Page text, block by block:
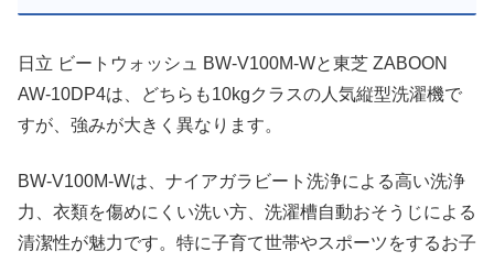
日立 ビートウォッシュ BW-V100M-Wと東芝 ZABOON
AW-10DP4は、どちらも10kgクラスの人気縦型洗濯機で
すが、強みが大きく異なります。
BW-V100M-Wは、ナイアガラビート洗浄による高い洗浄
力、衣類を傷めにくい洗い方、洗濯槽自動おそうじによる
清潔性が魅力です。特に子育て世帯やスポーツをするお子